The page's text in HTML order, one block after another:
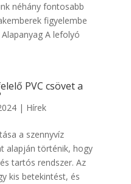
néhány fontosabb
figyelembe
A lefolyó
PVC csövet a
| Hírek
a szennyvíz
alapján történik, hogy
tartós rendszer. Az
kis betekintést, és